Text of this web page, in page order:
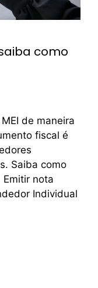
como
de maneira
fiscal é
Saiba como
nota
Individual